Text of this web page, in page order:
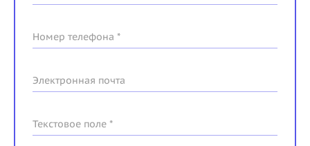
Номер телефона *
Электронная почта
Текстовое поле *